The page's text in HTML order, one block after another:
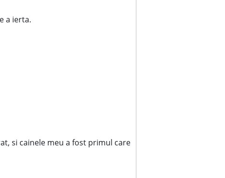
a ierta.
si cainele meu a fost primul care